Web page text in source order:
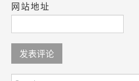
网站地址